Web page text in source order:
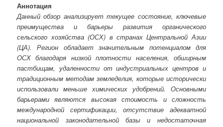
Аннотация
Данный обзор анализирует текущее состояние, ключевые
преимущества и барьеры развития органического
сельского хозяйства (ОСХ) в странах Центральной Азии
(ЦА). Регион обладает значительным потенциалом для
ОСХ благодаря низкой плотности населения, обширным
пастбищам, удаленности от индустриальных центров и
традиционным методам земледелия, которые исторически
использовали меньше химических удобрений. Основными
барьерами являются высокая стоимость и сложность
международной сертификации, отсутствие адекватной
национальной законодательной базы и недостаточная